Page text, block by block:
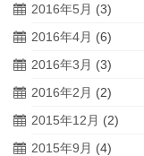
2016年5月 (3)
2016年4月 (6)
2016年3月 (3)
2016年2月 (2)
2015年12月 (2)
2015年9月 (4)